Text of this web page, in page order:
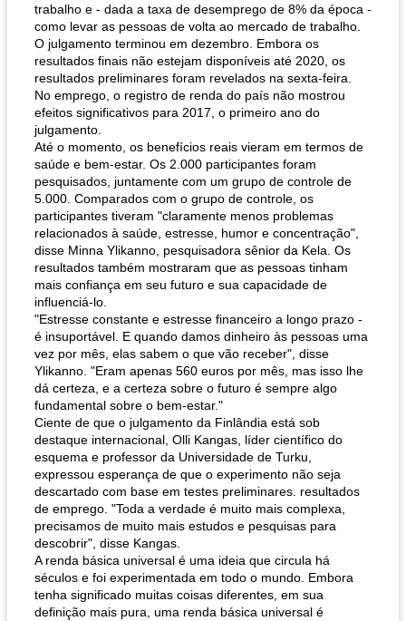
trabalho e - dada a taxa de desemprego de 8% da época -
como levar as pessoas de volta ao mercado de trabalho.
O julgamento terminou em dezembro. Embora os
resultados finais não estejam disponíveis até 2020, os
resultados preliminares foram revelados na sexta-feira.
No emprego, o registro de renda do país não mostrou
efeitos significativos para 2017, o primeiro ano do
julgamento.
Até o momento, os benefícios reais vieram em termos de
saúde e bem-estar. Os 2.000 participantes foram
pesquisados, juntamente com um grupo de controle de
5.000. Comparados com o grupo de controle, os
participantes tiveram "claramente menos problemas
relacionados à saúde, estresse, humor e concentração",
disse Minna Ylikanno, pesquisadora sênior da Kela. Os
resultados também mostraram que as pessoas tinham
mais confiança em seu futuro e sua capacidade de
influenciá-lo.
"Estresse constante e estresse financeiro a longo prazo -
é insuportável. E quando damos dinheiro às pessoas uma
vez por mês, elas sabem o que vão receber", disse
Ylikanno. "Eram apenas 560 euros por mês, mas isso lhe
dá certeza, e a certeza sobre o futuro é sempre algo
fundamental sobre o bem-estar."
Ciente de que o julgamento da Finlândia está sob
destaque internacional, Olli Kangas, líder científico do
esquema e professor da Universidade de Turku,
expressou esperança de que o experimento não seja
descartado com base em testes preliminares. resultados
de emprego. "Toda a verdade é muito mais complexa,
precisamos de muito mais estudos e pesquisas para
descobrir", disse Kangas.
A renda básica universal é uma ideia que circula há
séculos e foi experimentada em todo o mundo. Embora
tenha significado muitas coisas diferentes, em sua
definição mais pura, uma renda básica universal é